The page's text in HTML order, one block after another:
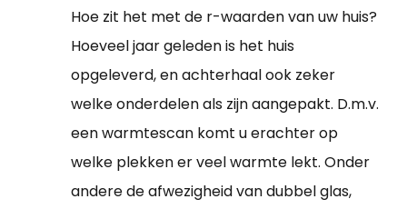
Hoe zit het met de r-waarden van uw huis?
Hoeveel jaar geleden is het huis
opgeleverd, en achterhaal ook zeker
welke onderdelen als zijn aangepakt. D.m.v.
een warmtescan komt u erachter op
welke plekken er veel warmte lekt. Onder
andere de afwezigheid van dubbel glas,